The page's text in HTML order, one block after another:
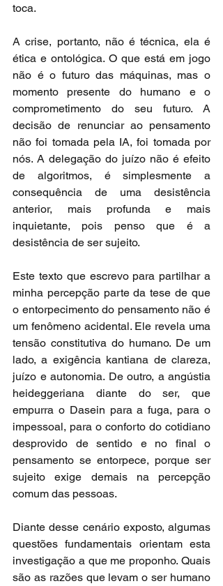
toca.
A crise, portanto, não é técnica, ela é
ética e ontológica. O que está em jogo
não é o futuro das máquinas, mas o
momento presente do humano e o
comprometimento do seu futuro. A
decisão de renunciar ao pensamento
não foi tomada pela IA, foi tomada por
nós. A delegação do juízo não é efeito
de algoritmos, é simplesmente a
consequência de uma desistência
anterior, mais profunda e mais
inquietante, pois penso que é a
desistência de ser sujeito.
Este texto que escrevo para partilhar a
minha percepção parte da tese de que
o entorpecimento do pensamento não é
um fenômeno acidental. Ele revela uma
tensão constitutiva do humano. De um
lado, a exigência kantiana de clareza,
juízo e autonomia. De outro, a angústia
heideggeriana diante do ser, que
empurra o Dasein para a fuga, para o
impessoal, para o conforto do cotidiano
desprovido de sentido e no final o
pensamento se entorpece, porque ser
sujeito exige demais na percepção
comum das pessoas.
Diante desse cenário exposto, algumas
questões fundamentais orientam esta
investigação a que me proponho. Quais
são as razões que levam o ser humano